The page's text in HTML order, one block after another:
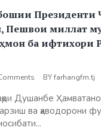
Президенти
Пешвои миллат
ба ифтихори
BYfarhangfm.tj
Душанбе
ва ҳаводорони